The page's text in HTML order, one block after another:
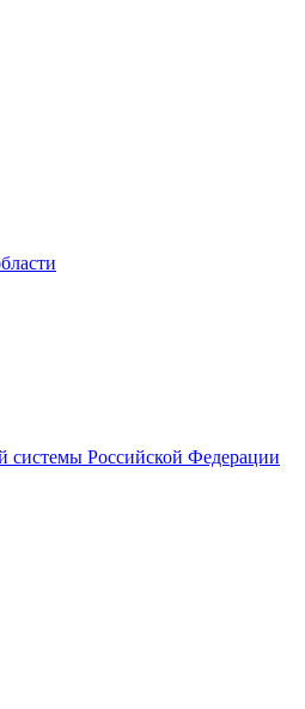
системы Российской Федерации